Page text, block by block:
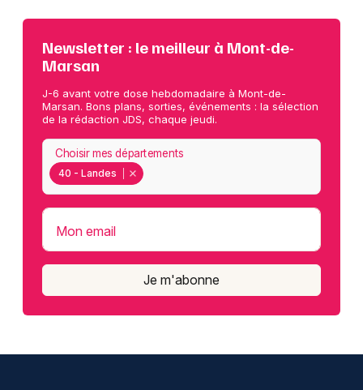
Newsletter : le meilleur à Mont-de-
Marsan
J-6 avant votre dose hebdomadaire à Mont-de-
Marsan. Bons plans, sorties, événements : la sélection
de la rédaction JDS, chaque jeudi.
40 - Landes
Choisir mes départements
Mon email
Je m'abonne